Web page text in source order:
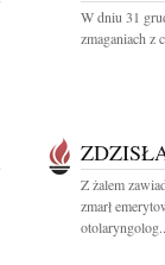
W dniu 31
zmaganiach z
Z żalem
zmarł